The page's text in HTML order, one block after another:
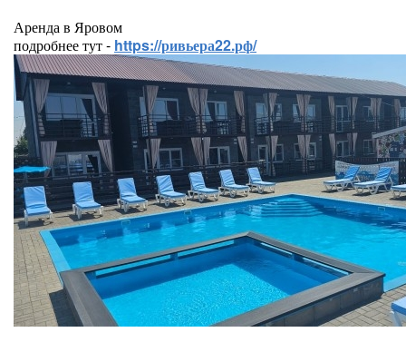
Аренда в Яровом
подробнее тут - https://ривьера22.рф/